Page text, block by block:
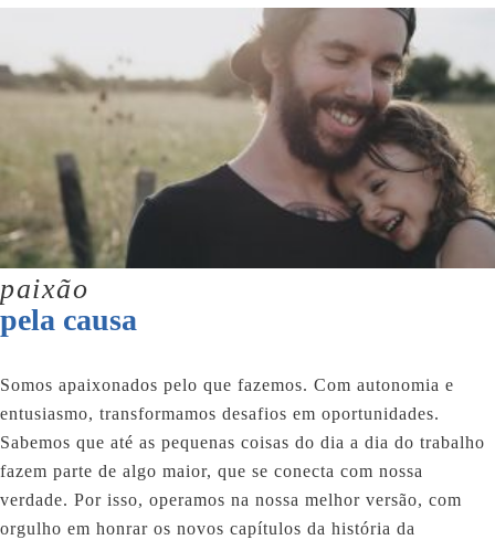
paixão
pela causa
Somos apaixonados pelo que fazemos. Com autonomia e
entusiasmo, transformamos desafios em oportunidades.
Sabemos que até as pequenas coisas do dia a dia do trabalho
fazem parte de algo maior, que se conecta com nossa
verdade. Por isso, operamos na nossa melhor versão, com
orgulho em honrar os novos capítulos da história da